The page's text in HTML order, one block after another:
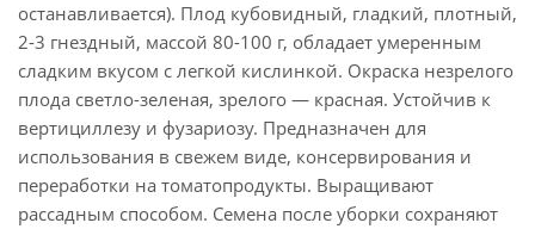
останавливается). Плод кубовидный, гладкий, плотный,
2-3 гнездный, массой 80-100 г, обладает умеренным
сладким вкусом с легкой кислинкой. Окраска незрелого
плода светло-зеленая, зрелого — красная. Устойчив к
вертициллезу и фузариозу. Предназначен для
использования в свежем виде, консервирования и
переработки на томатопродукты. Выращивают
рассадным способом. Семена после уборки сохраняют